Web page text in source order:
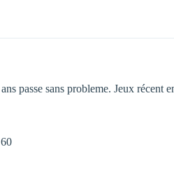
passe sans probleme. Jeux récent
60